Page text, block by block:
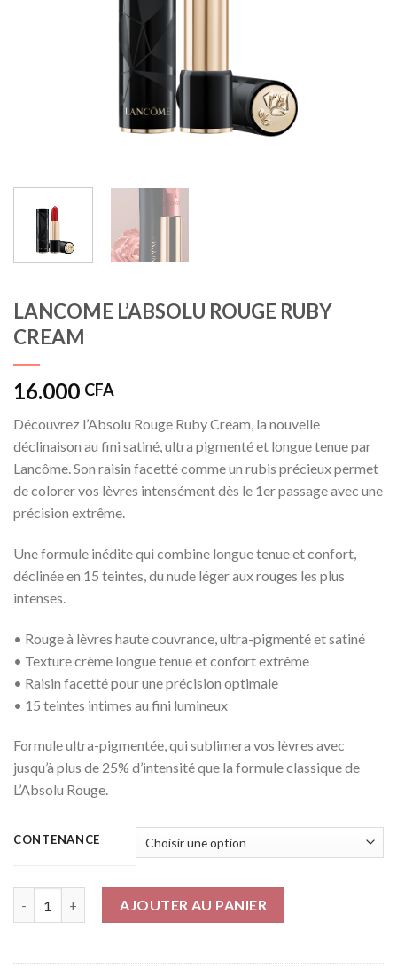
LANCOME L’ABSOLU ROUGE RUBY
CREAM
16.000 CFA
Découvrez l’Absolu Rouge Ruby Cream, la nouvelle
déclinaison au fini satiné, ultra pigmenté et longue tenue par
Lancôme. Son raisin facetté comme un rubis précieux permet
de colorer vos lèvres intensément dès le 1er passage avec une
précision extrême.
Une formule inédite qui combine longue tenue et confort,
déclinée en 15 teintes, du nude léger aux rouges les plus
intenses.
• Rouge à lèvres haute couvrance, ultra-pigmenté et satiné
• Texture crème longue tenue et confort extrême
• Raisin facetté pour une précision optimale
• 15 teintes intimes au fini lumineux
Formule ultra-pigmentée, qui sublimera vos lèvres avec
jusqu’à plus de 25% d’intensité que la formule classique de
L’Absolu Rouge.
CONTENANCE
AJOUTER AU PANIER